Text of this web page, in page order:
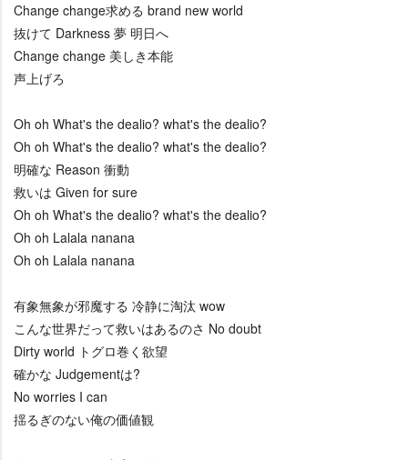
Change change求める brand new world
抜けて Darkness 夢 明日へ
Change change 美しき本能
声上げろ
Oh oh What's the dealio? what's the dealio?
Oh oh What's the dealio? what's the dealio?
明確な Reason 衝動
救いは Given for sure
Oh oh What's the dealio? what's the dealio?
Oh oh Lalala nanana
Oh oh Lalala nanana
有象無象が邪魔する 冷静に淘汰 wow
こんな世界だって救いはあるのさ No doubt
Dirty world トグロ巻く欲望
確かな Judgementは?
No worries I can
揺るぎのない俺の価値観